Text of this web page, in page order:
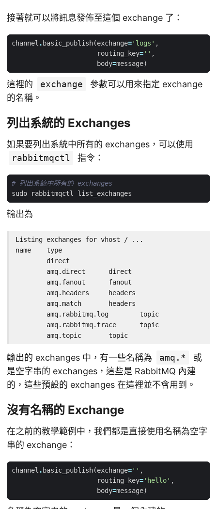
接著就可以將訊息發佈至這個 exchange 了：
channel . basic_publish(exchange='logs' ,
routing_key='' ,
body=message)
這裡的 exchange
參數可以用來指定 exchange
的名稱。
列出系統的 Exchanges
如果要列出系統中所有的 exchanges，可以使用
rabbitmqctl
指令：
# 列出系統中所有的 exchanges
輸出為
Listing exchanges for vhost / ...
name	type
	amq.topic	topic
輸出的 exchanges 中，有一些名稱為 amq.*
或
是空字串的 exchanges，這些是 RabbitMQ 內建
的，這些預設的 exchanges 在這裡並不會用到。
沒有名稱的 Exchange
在之前的教學範例中，我們都是直接使用名稱為空字
串的 exchange：
channel . basic_publish(exchange='' ,
routing_key='hello' ,
body=message)